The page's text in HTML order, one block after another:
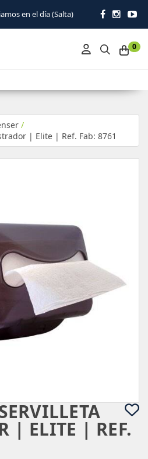
día (Salta)
0
/
| Elite | Ref. Fab: 8761
| ELITE | REF.